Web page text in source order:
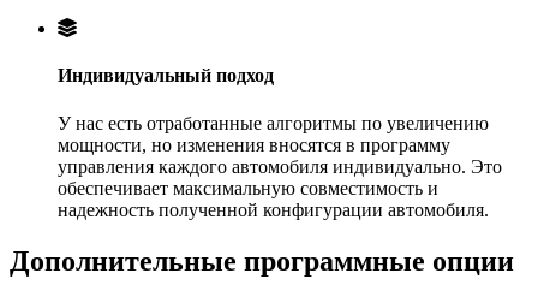
Индивидуальный подход
У нас есть отработанные алгоритмы по увеличению
мощности, но изменения вносятся в программу
управления каждого автомобиля индивидуально. Это
обеспечивает максимальную совместимость и
надежность полученной конфигурации автомобиля.
Дополнительные программные опции